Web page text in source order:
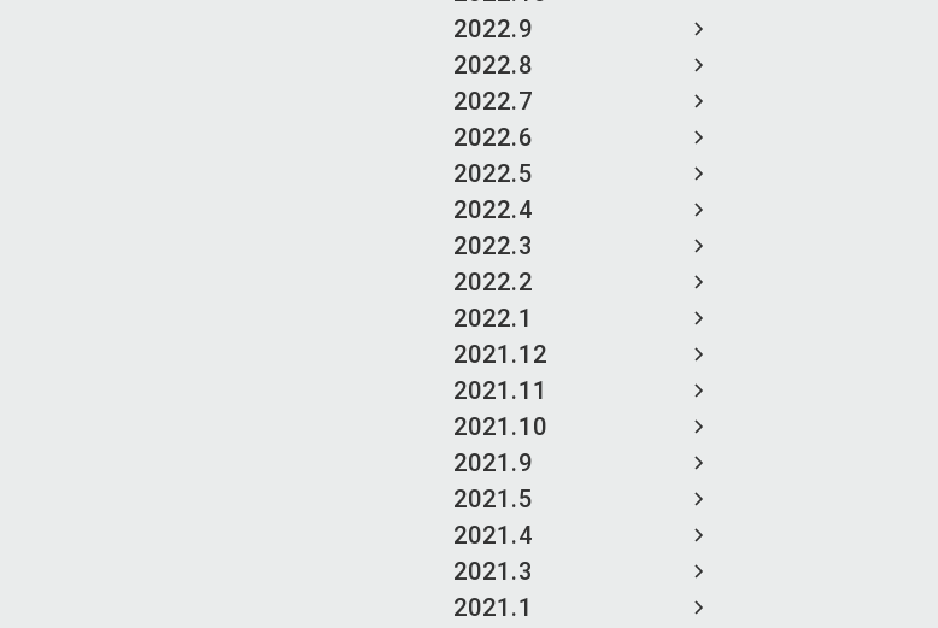
2022.9
2022.8
2022.7
2022.6
2022.5
2022.4
2022.3
2022.2
2022.1
2021.12
2021.11
2021.10
2021.9
2021.5
2021.4
2021.3
2021.1